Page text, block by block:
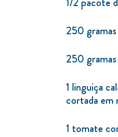
250
250
1 linguiça
cortada em
1 tomate